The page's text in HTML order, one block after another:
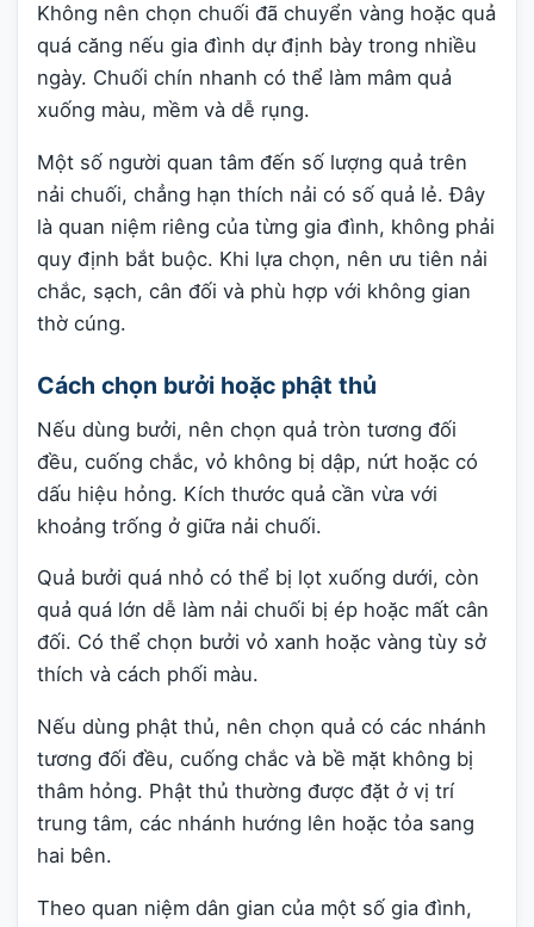
Không nên chọn chuối đã chuyển vàng hoặc quả
quá căng nếu gia đình dự định bày trong nhiều
ngày. Chuối chín nhanh có thể làm mâm quả
xuống màu, mềm và dễ rụng.
Một số người quan tâm đến số lượng quả trên
nải chuối, chẳng hạn thích nải có số quả lẻ. Đây
là quan niệm riêng của từng gia đình, không phải
quy định bắt buộc. Khi lựa chọn, nên ưu tiên nải
chắc, sạch, cân đối và phù hợp với không gian
thờ cúng.
Cách chọn bưởi hoặc phật thủ
Nếu dùng bưởi, nên chọn quả tròn tương đối
đều, cuống chắc, vỏ không bị dập, nứt hoặc có
dấu hiệu hỏng. Kích thước quả cần vừa với
khoảng trống ở giữa nải chuối.
Quả bưởi quá nhỏ có thể bị lọt xuống dưới, còn
quả quá lớn dễ làm nải chuối bị ép hoặc mất cân
đối. Có thể chọn bưởi vỏ xanh hoặc vàng tùy sở
thích và cách phối màu.
Nếu dùng phật thủ, nên chọn quả có các nhánh
tương đối đều, cuống chắc và bề mặt không bị
thâm hỏng. Phật thủ thường được đặt ở vị trí
trung tâm, các nhánh hướng lên hoặc tỏa sang
hai bên.
Theo quan niệm dân gian của một số gia đình,